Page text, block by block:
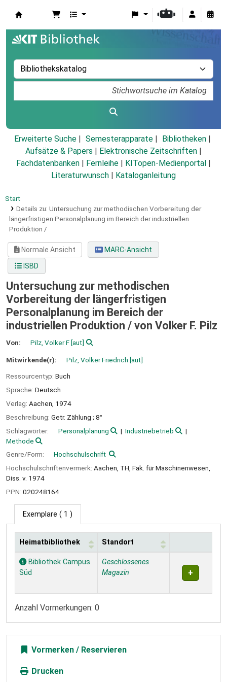
Erweiterte Suche Semesterapparate
Bibliotheken
Aufsätze & Papers
Elektronische Zeitschriften
Fachdatenbanken
Fernleihe KITopen-Medienportal
Literaturwunsch
Kataloganleitung
Start
Details zu: Untersuchung zur methodischen Vorbereitung der
längerfristigen Personalplanung im Bereich der industriellen
Produktion /
Normale Ansicht
MARC-Ansicht
ISBD
Untersuchung zur methodischen
Vorbereitung der längerfristigen
Personalplanung im Bereich der
industriellen Produktion / von Volker F. Pilz
Von: Pilz, Volker F[aut]
Mitwirkende(r): Pilz, Volker Friedrich [aut]
Ressourcentyp: Buch
Sprache: Deutsch
Verlag: Aachen, 1974
Beschreibung: Getr. Zählung ; 8°
Schlagwörter:
Personalplanung
Industriebetrieb
Methode
Genre/Form:
Hochschulschrift
Hochschulschriftenvermerk: Aachen, TH, Fak. für Maschinenwesen,
Diss. v. 1974
PPN: 020248164
Exemplare ( 1 )
Exemplare
Heimatbibliothek Standort
Bibliothek Campus
Süd
Geschlossenes
Magazin
Anzahl Vormerkungen: 0
Vormerken
Drucken